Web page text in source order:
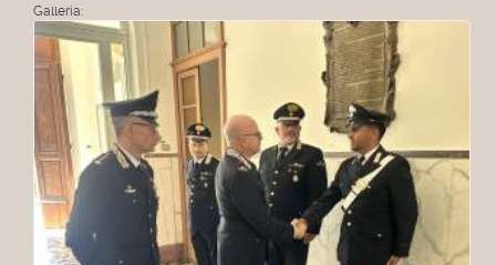
Galleria: